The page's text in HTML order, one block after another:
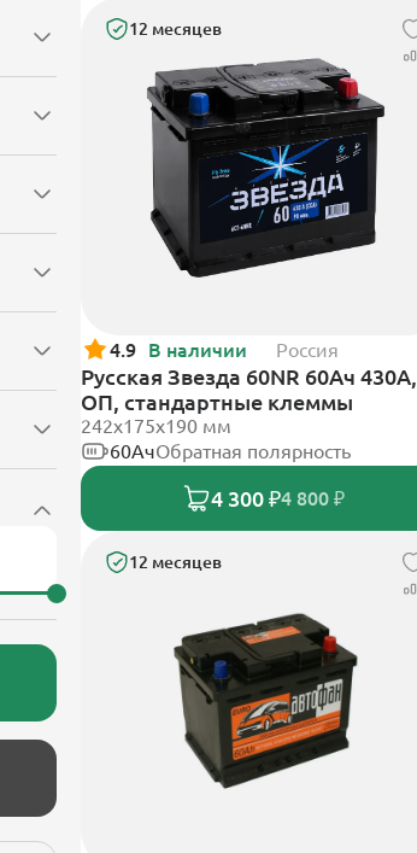
12 месяцев
4.9 В наличии Россия
Русская Звезда 60NR 60Ач 430А,
ОП, стандартные клеммы
242x175x190 мм
60АчОбратная полярность
4 300 ₽4 800 ₽
12 месяцев